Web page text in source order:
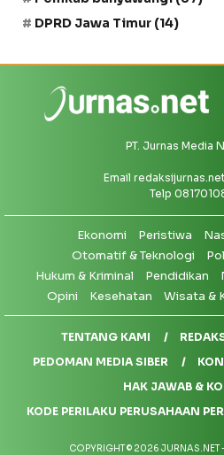
DPRD Jawa Timur (14)
PT. Jurnas Media
Email
Telp
Ekonomi Peristiwa
Otomatif & Teknologi
Hukum & Kriminal
Pendidikan
Opini
Kesehatan Wisata &
TENTANG KAMI
PEDOMAN MEDIA SIBER
HAK JAWAB &
KODE PERILAKU PERUSAHAAN
COPYRIGHT © 2026 JURNAS.NET -